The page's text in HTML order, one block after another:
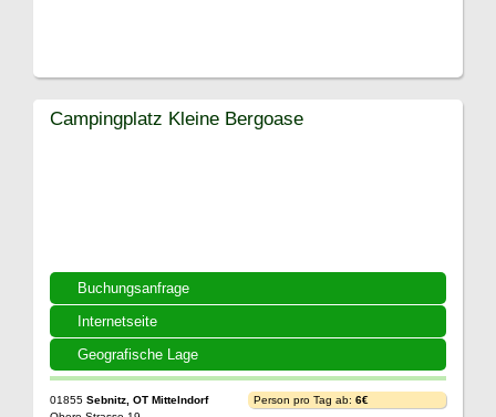
Buchungsanfrage
Internetseite
Geografische Lage
Campingplatz Kleine Bergoase
01855 Sebnitz, OT Mittelndorf
Person pro Tag ab: 6€